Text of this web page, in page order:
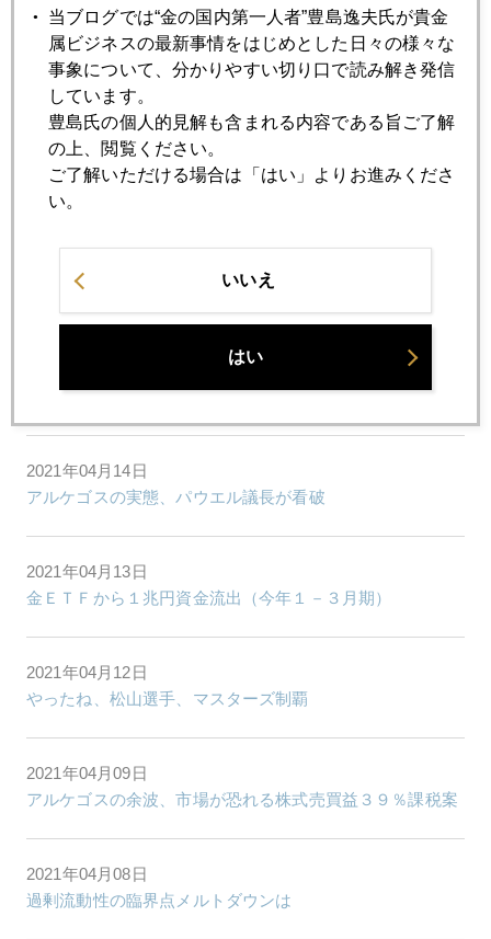
2021年04月20日
日米「経済」安全保障、日本側は米国債購入で貢献
2021年04月19日
アルケゴス関連、モルガン・スタンレーも１千億円損失、
残る疑念
2021年04月16日
謎のドル金利低下、日本セイホ米国債買いも
東欧諸国が公的金準備増強、ロシアの影が濃厚
2021年04月14日
アルケゴスの実態、パウエル議長が看破
2021年04月13日
金ＥＴＦから１兆円資金流出（今年１－３月期）
2021年04月12日
やったね、松山選手、マスターズ制覇
2021年04月09日
アルケゴスの余波、市場が恐れる株式売買益３９％課税案
2021年04月08日
過剰流動性の臨界点メルトダウンは
当ブログでは“金の国内第一人者”豊島逸夫氏が貴金
属ビジネスの最新事情をはじめとした日々の様々な
事象について、分かりやすい切り口で読み解き発信
しています。
豊島氏の個人的見解も含まれる内容である旨ご了解
の上、閲覧ください。
ご了解いただける場合は「はい」よりお進みくださ
い。
いいえ
はい